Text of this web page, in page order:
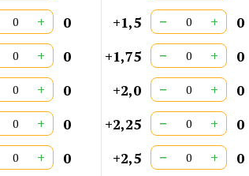
+
0
+
0
+
0
+
0
+
0
+1,5
− +
0
+1,75
− +
0
+2,0
− +
0
+2,25
− +
0
+2,5
− +
0